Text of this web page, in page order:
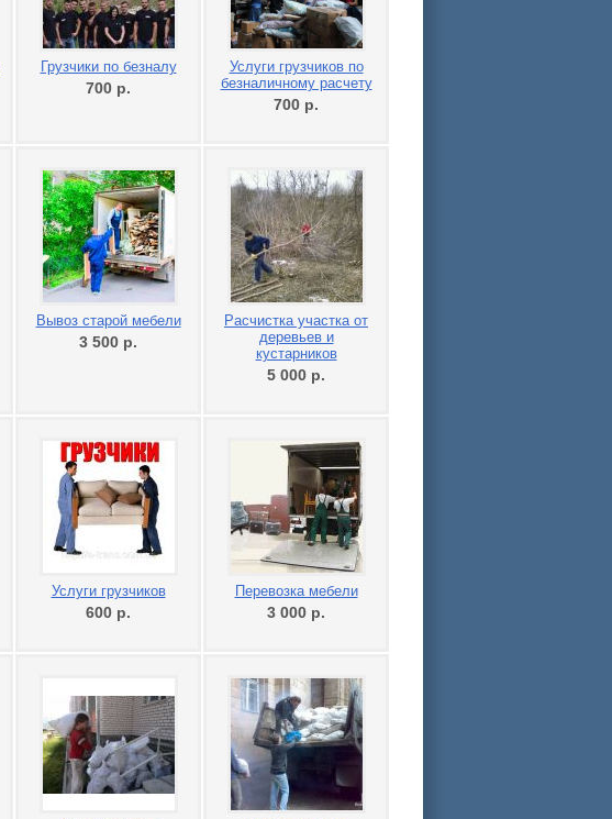
Грузчики по безналу
700 р.
Услуги грузчиков по
безналичному расчету
700 р.
Вывоз старой мебели
3 500 р.
Расчистка участка от
деревьев и
кустарников
5 000 р.
Услуги грузчиков
600 р.
Перевозка мебели
3 000 р.